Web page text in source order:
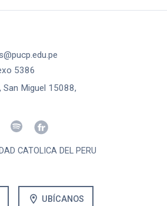
5386
San Miguel 15088,
CATOLICA DEL PERU
location_on UBÍCANOS